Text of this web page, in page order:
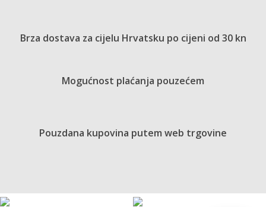
Brza dostava za cijelu Hrvatsku po cijeni od 30 kn
Mogućnost plaćanja pouzećem
Pouzdana kupovina putem web trgovine